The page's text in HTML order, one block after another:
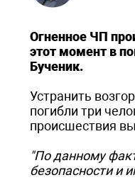
Огненное ЧП
этот момент в
Бученик.
Устранить
погибли три
происшествия
"По данному
безопасности и